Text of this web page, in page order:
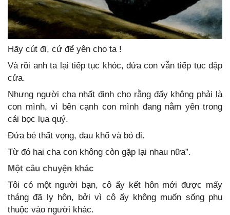
Hãy cút đi, cứ để yên cho ta !
Và rồi anh ta lại tiếp tục khóc, đứa con vẫn tiếp tục đập
cửa.
Nhưng người cha nhất định cho rằng đấy không phải là
con mình, vì bên cạnh con mình đang nằm yên trong
cái bọc lụa quý.
Đứa bé thất vọng, đau khổ và bỏ đi.
Từ đó hai cha con không còn gặp lại nhau nữa”.
Một câu chuyện khác
Tôi có một người bạn, cô ấy kết hôn mới được mấy
tháng đã ly hôn, bởi vì cô ấy không muốn sống phụ
thuộc vào người khác.